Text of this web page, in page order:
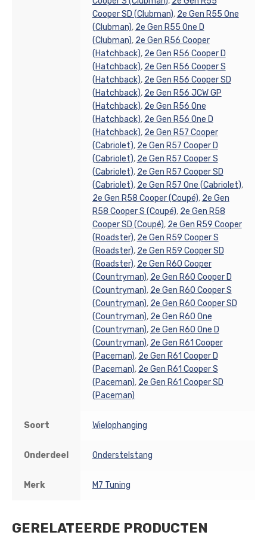
Cooper SD (Clubman), 2e Gen R55 One
(Clubman), 2e Gen R55 One D
(Clubman), 2e Gen R56 Cooper
(Hatchback), 2e Gen R56 Cooper D
(Hatchback), 2e Gen R56 Cooper S
(Hatchback), 2e Gen R56 Cooper SD
(Hatchback), 2e Gen R56 JCW GP
(Hatchback), 2e Gen R56 One
(Hatchback), 2e Gen R56 One D
(Hatchback), 2e Gen R57 Cooper
(Cabriolet), 2e Gen R57 Cooper D
(Cabriolet), 2e Gen R57 Cooper S
(Cabriolet), 2e Gen R57 Cooper SD
(Cabriolet), 2e Gen R57 One (Cabriolet),
2e Gen R58 Cooper (Coupé), 2e Gen
R58 Cooper S (Coupé), 2e Gen R58
Cooper SD (Coupé), 2e Gen R59 Cooper
(Roadster), 2e Gen R59 Cooper S
(Roadster), 2e Gen R59 Cooper SD
(Roadster), 2e Gen R60 Cooper
(Countryman), 2e Gen R60 Cooper D
(Countryman), 2e Gen R60 Cooper S
(Countryman), 2e Gen R60 Cooper SD
(Countryman), 2e Gen R60 One
(Countryman), 2e Gen R60 One D
(Countryman), 2e Gen R61 Cooper
(Paceman), 2e Gen R61 Cooper D
(Paceman), 2e Gen R61 Cooper S
(Paceman), 2e Gen R61 Cooper SD
(Paceman)
Soort Wielophanging
Onderdeel Onderstelstang
Merk M7 Tuning
GERELATEERDE PRODUCTEN